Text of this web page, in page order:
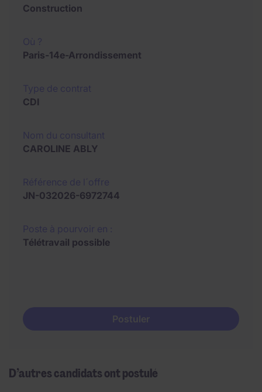
Construction
Paris-14e-Arrondissement
CDI
CAROLINE ABLY
JN-032026-6972744
Télétravail possible
Postuler
D’autres candidats ont postulé